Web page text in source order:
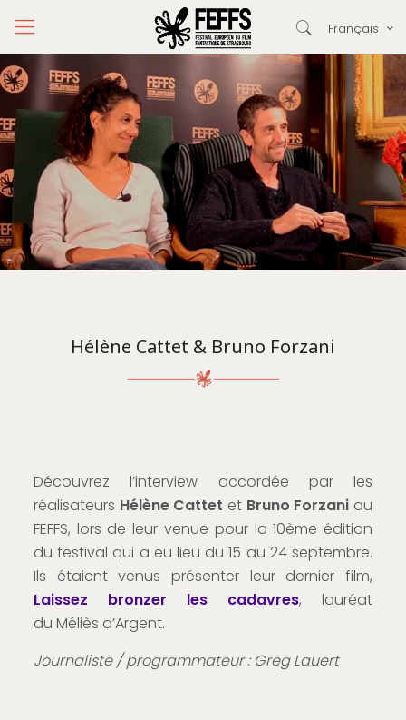
Français
Hélène Cattet & Bruno Forzani
Découvrez l’interview accordée par les
réalisateurs Hélène Cattet et Bruno Forzani au
FEFFS, lors de leur venue pour la 10ème édition
du festival qui a eu lieu du 15 au 24 septembre.
Ils étaient venus présenter leur dernier film,
Laissez bronzer les cadavres, lauréat
du Méliès d’Argent.
Journaliste / programmateur : Greg Lauert